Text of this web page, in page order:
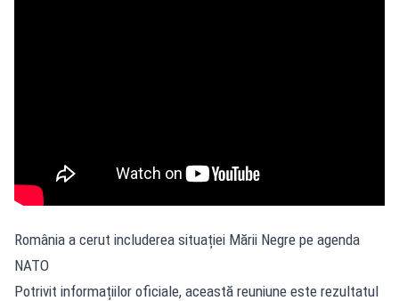
România a cerut includerea situației Mării Negre pe agenda
NATO
Potrivit informațiilor oficiale, această reuniune este rezultatul